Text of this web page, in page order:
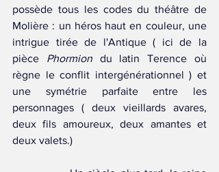
possède tous les codes du théâtre de
Molière : un héros haut en couleur, une
intrigue tirée de l'Antique ( ici de la
pièce Phormion du latin Terence où
règne le conflit intergénérationnel ) et
une symétrie parfaite entre les
personnages ( deux vieillards avares,
deux fils amoureux, deux amantes et
deux valets.)